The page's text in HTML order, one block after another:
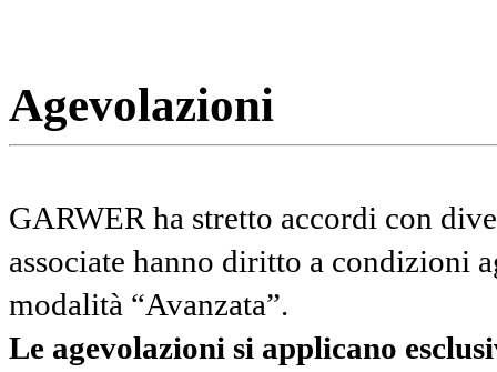
Agevolazioni
GARWER ha stretto accordi con
associate hanno diritto a condizioni
modalità “Avanzata”.
Le agevolazioni si applicano